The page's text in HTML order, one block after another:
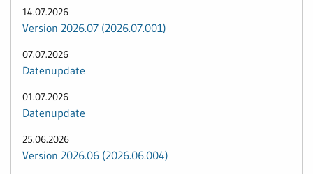
14.07.2026
Version 2026.07 (2026.07.001)
07.07.2026
Datenupdate
01.07.2026
Datenupdate
25.06.2026
Version 2026.06 (2026.06.004)